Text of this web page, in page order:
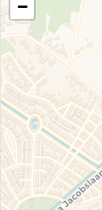
−